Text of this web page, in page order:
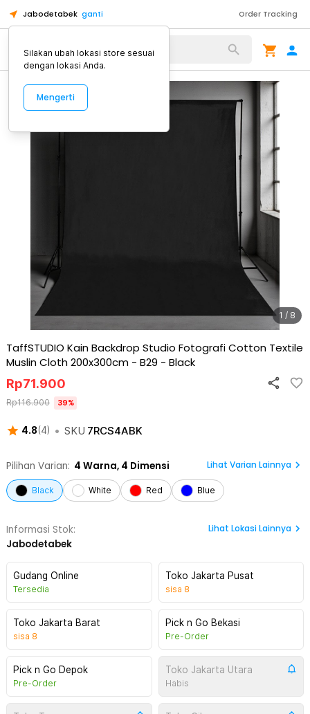
Jabodetabek ganti Order Tracking
Alat Kopi
1 / 8
TaffSTUDIO Kain Backdrop Studio Fotografi Cotton Textile
Muslin Cloth 200x300cm - B29 - Black
4.8(4) • SKU 7RCS4ABK
Rp71.900
Rp116.900 39%
Pilihan Varian: 4 Warna, 4 Dimensi Lihat Varian Lainnya
Black White Red Blue
Informasi Stok:
Jabodetabek
Lihat Lokasi Lainnya
Gudang Online
Tersedia
Toko Jakarta Pusat
sisa 8
Toko Jakarta Barat
sisa 8
Pick n Go Bekasi
Pre-Order
Pick n Go Depok
Pre-Order
Toko Jakarta Utara
Habis
Silakan ubah lokasi store sesuai
dengan lokasi Anda.
Mengerti